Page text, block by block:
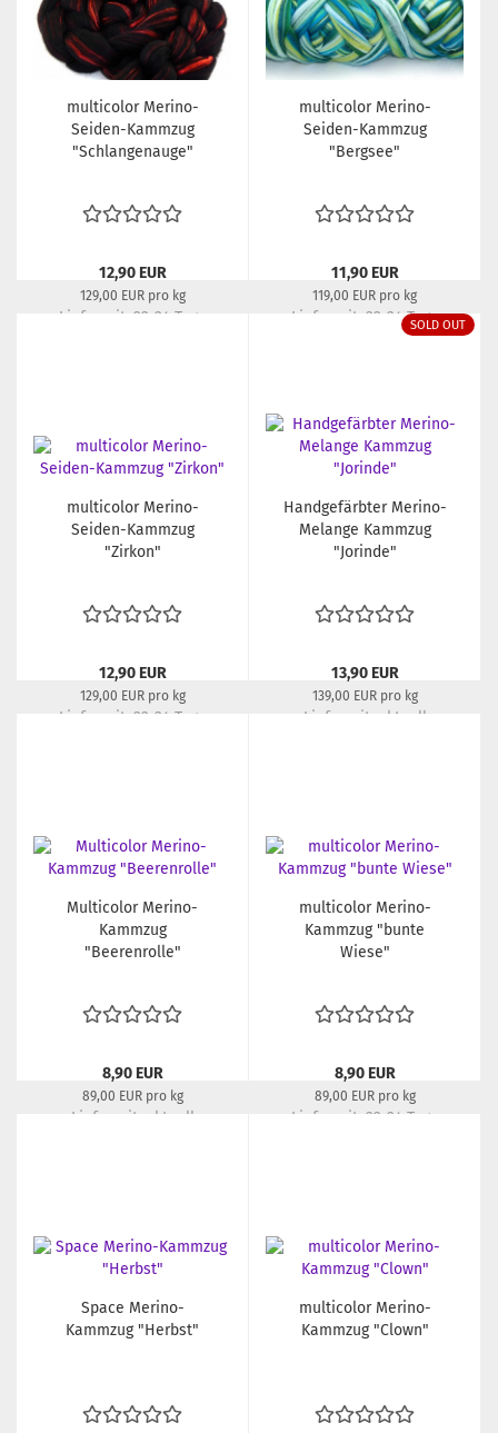
multicolor Merino-
Seiden-Kammzug
"Schlangenauge"
12,90 EUR
129,00 EUR pro kg
Lieferzeit: 22-24 Tage
multicolor Merino-
Seiden-Kammzug
"Bergsee"
11,90 EUR
119,00 EUR pro kg
Lieferzeit: 22-24 Tage
multicolor Merino-
Seiden-Kammzug
"Zirkon"
12,90 EUR
129,00 EUR pro kg
Lieferzeit: 22-24 Tage
SOLD OUT
Handgefärbter Merino-
Melange Kammzug
"Jorinde"
13,90 EUR
139,00 EUR pro kg
Lieferzeit:
aktuell
Multicolor Merino-
Kammzug
"Beerenrolle"
8,90 EUR
89,00 EUR pro kg
Lieferzeit:
aktuell
multicolor Merino-
Kammzug "bunte
Wiese"
8,90 EUR
89,00 EUR pro kg
Lieferzeit: 22-24 Tage
Space Merino-
Kammzug "Herbst"
multicolor Merino-
Kammzug "Clown"